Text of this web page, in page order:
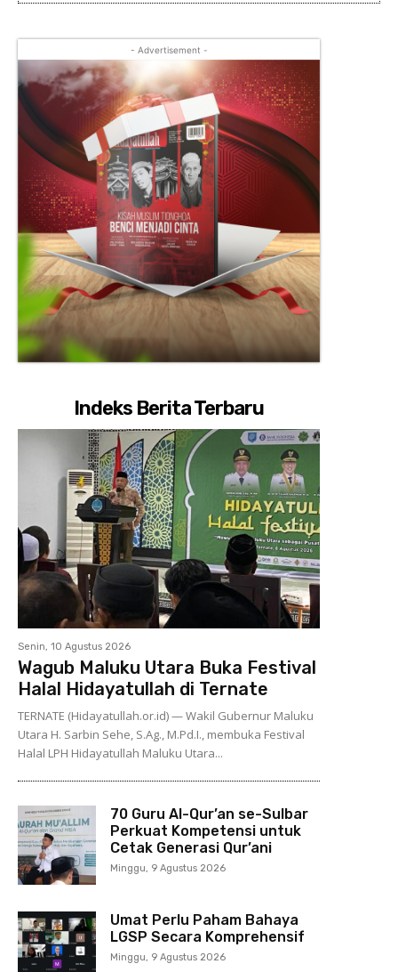
- Advertisement -
Indeks Berita Terbaru
Senin, 10 Agustus 2026
Wagub Maluku Utara Buka Festival
Halal Hidayatullah di Ternate
TERNATE (Hidayatullah.or.id) — Wakil Gubernur Maluku
Utara H. Sarbin Sehe, S.Ag., M.Pd.I., membuka Festival
Halal LPH Hidayatullah Maluku Utara...
70 Guru Al-Qur’an se-Sulbar
Perkuat Kompetensi untuk
Cetak Generasi Qur’ani
Minggu, 9 Agustus 2026
Umat Perlu Paham Bahaya
LGSP Secara Komprehensif
Minggu, 9 Agustus 2026